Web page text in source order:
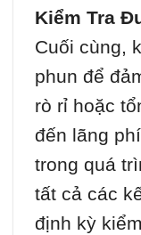
Kiểm Tra
Cuối cùng,
phun để
rò rỉ hoặc
đến lãng
trong quá
tất cả các
định kỳ